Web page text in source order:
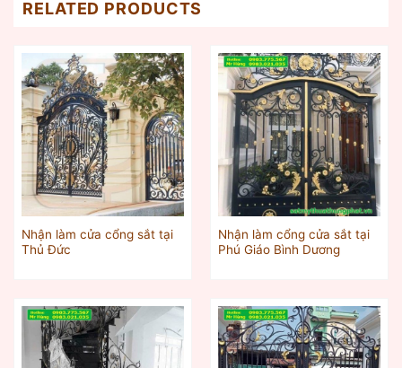
RELATED PRODUCTS
Nhận làm cửa cổng sắt tại
Thủ Đức
Nhận làm cổng cửa sắt tại
Phú Giáo Bình Dương